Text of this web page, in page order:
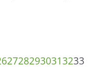
27282930313233